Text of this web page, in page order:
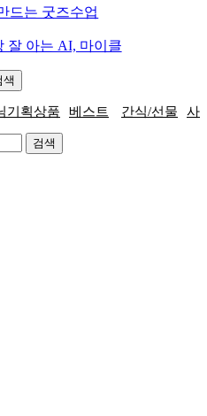
드는 굿즈수업
잘 아는 AI, 마이클
기획상품 베스트 간식/선물 사